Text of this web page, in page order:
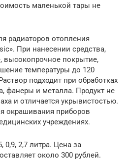
маленькой тары не
радиаторов отопления
При нанесении средства,
высокопрочное покрытие,
температуры до 120
подходит при обработках
фанеры и металла. Продукт не
и отличается укрывистостью.
окрашивания приборов
учреждениях.
0,9, 2,7 литра. Цена за
около 300 рублей.